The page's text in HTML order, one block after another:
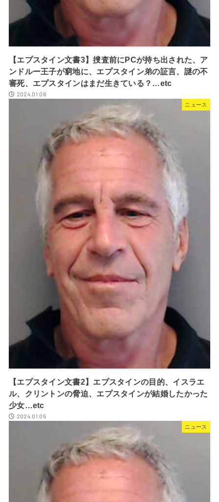
【エプスタイン文書3】捜査前にPCが持ち出された、ア
ンドルー王子が窮地に、エプスタイン弟の証言、謎の不
審死、エプスタインはまだ生きている？…etc
2024.01.06
ニュース
【エプスタイン文書2】エプスタインの目的、イスラエ
ル、クリントンの脅迫、エプスタインが結婚したかった
少女…etc
2024.01.05
ニュース